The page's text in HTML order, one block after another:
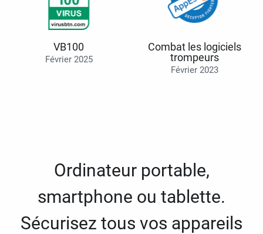
VB100
Février 2025
Combat les logiciels
trompeurs
Février 2023
Ordinateur portable,
smartphone ou tablette.
Sécurisez tous vos appareils